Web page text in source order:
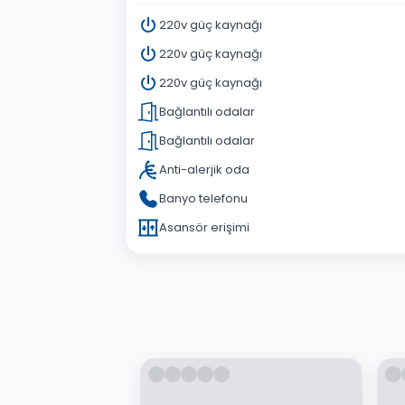
220v güç kaynağı
220v güç kaynağı
220v güç kaynağı
Bağlantılı odalar
Bağlantılı odalar
Anti-alerjik oda
Banyo telefonu
Asansör erişimi